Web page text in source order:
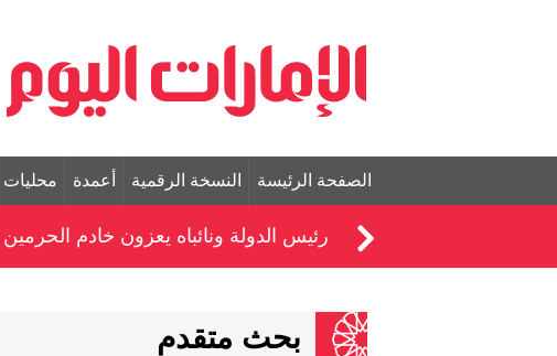
الصفحة الرئيسة النسخة الرقمية أعمدة محليات
رئيس الدولة ونائباه يعزون خادم
بحث متقدم